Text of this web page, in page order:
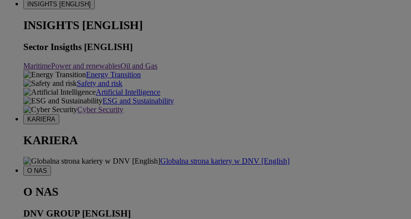
INSIGHTS [ENGLISH]
INSIGHTS [ENGLISH]
Sector Insigths [ENGLISH]
MaritimePower and renewablesOil and Gas
Energy Transition
Safety and risk
Artificial Intelligence
ESG and Sustainability
Cyber Security
KARIERA
KARIERA
Globalna strona kariery w DNV [English]
O NAS
O NAS
DNV GROUP [ENGLISH]